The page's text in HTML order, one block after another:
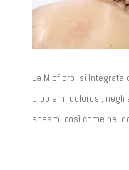
La Miofibrolisi Integrata
problemi dolorosi, negli
spasmi così come nei